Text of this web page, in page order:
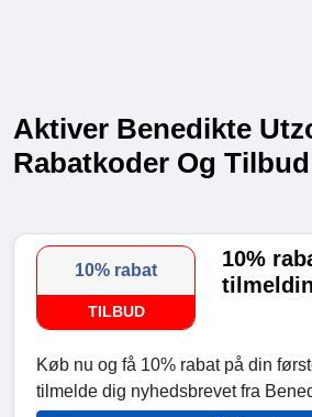
Aktiver Benedikte
Rabatkoder Og Tilbud
10% rabat
TILBUD
10%
Køb nu og få 10% rabat på din
tilmelde dig nyhedsbrevet fra